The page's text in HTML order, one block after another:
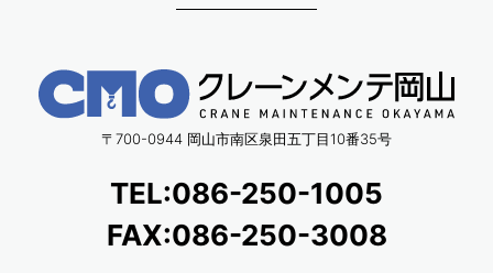
〒700-0944 岡山市南区泉田五丁目10番35号
TEL:086-250-1005
FAX:086-250-3008